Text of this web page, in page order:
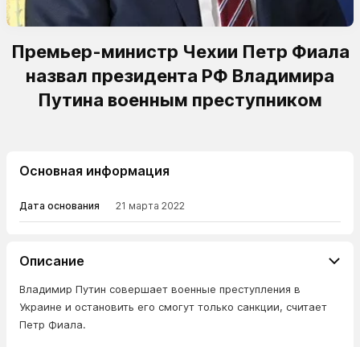
Премьер-министр Чехии Петр Фиала
назвал президента РФ Владимира
Путина военным преступником
Основная информация
Дата основания 21 марта 2022
Описание
Владимир Путин совершает военные преступления в
Украине и остановить его смогут только санкции, считает
Петр Фиала.